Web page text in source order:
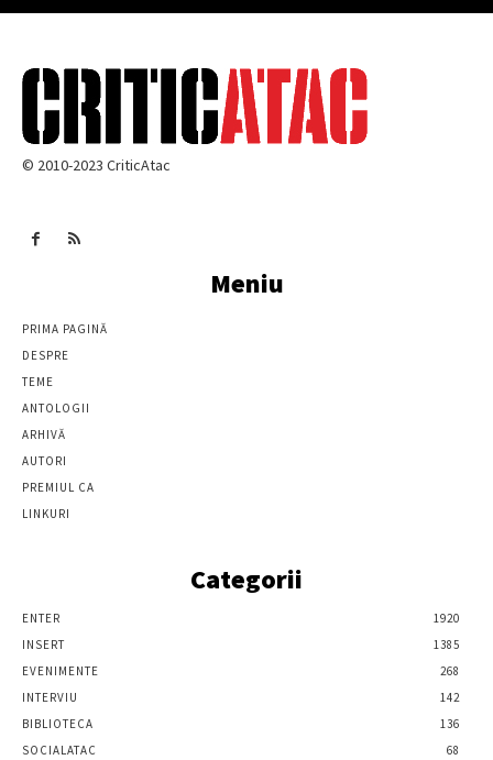
© 2010-2023 CriticAtac
Meniu
PRIMA PAGINĂ
DESPRE
TEME
ANTOLOGII
ARHIVĂ
AUTORI
PREMIUL CA
LINKURI
Categorii
ENTER
1920
INSERT
1385
EVENIMENTE
268
INTERVIU
142
BIBLIOTECA
136
SOCIALATAC
68